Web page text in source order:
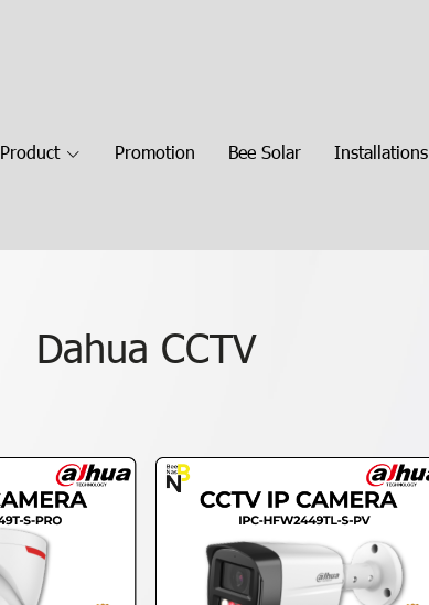
Product Promotion Bee Solar Installations
Dahua CCTV